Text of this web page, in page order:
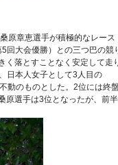
原章恵選手が積極的なレース
回大会優勝）との三つ巴の競
く落とすことなく安定して走
日本人女子として3人目の
動のものとした。2位には終
原選手は3位となったが、前半